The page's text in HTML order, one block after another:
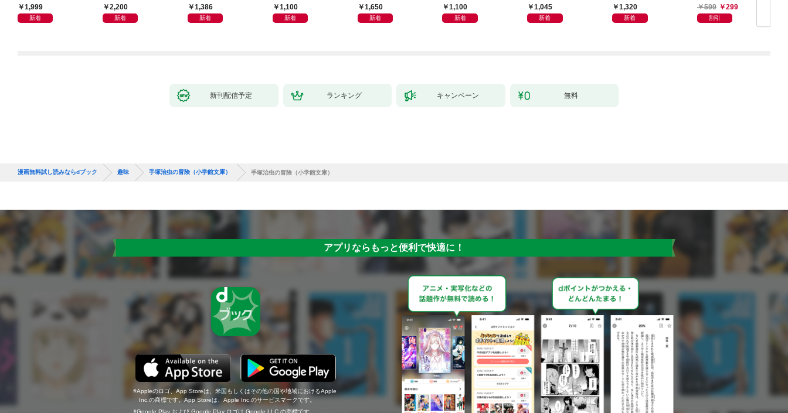
1,999
新着
2,200
新着
1,386
新着
1,100
新着
1,650
新着
1,100
新着
1,045
新着
1,320
新着
号】599 299
割引
新刊配信予定 ランキング キャンペーン 無料
漫画無料試し読みならdブック 趣味 手塚治虫の冒険（小学館文庫） 手塚治虫の冒険（小学館文庫）
アプリならもっと便利で快適に！
Appleのロゴ、App Storeは、米国もしくはその他の国や地域におけるApple
Inc.の商標です。App Storeは、Apple Inc.のサービスマークです。
Google Play および Google Play ロゴは Google LLC の商標です。